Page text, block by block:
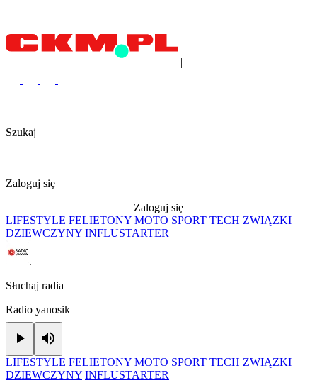
|
Szukaj
Zaloguj się
Zaloguj się
LIFESTYLE FELIETONY MOTO SPORT TECH ZWIĄZKI
DZIEWCZYNY INFLUSTARTER
Słuchaj radia
Radio yanosik
Play
LIFESTYLE FELIETONY MOTO SPORT TECH ZWIĄZKI
DZIEWCZYNY INFLUSTARTER